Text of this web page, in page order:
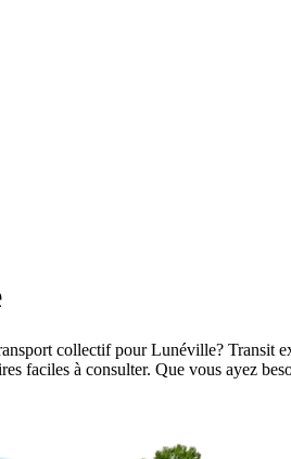
collectif pour Lunéville? Transit
faciles à consulter. Que vous ayez